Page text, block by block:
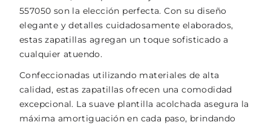
557050 son la elección perfecta. Con su diseño
elegante y detalles cuidadosamente elaborados,
estas zapatillas agregan un toque sofisticado a
cualquier atuendo.
Confeccionadas utilizando materiales de alta
calidad, estas zapatillas ofrecen una comodidad
excepcional. La suave plantilla acolchada asegura la
máxima amortiguación en cada paso, brindando